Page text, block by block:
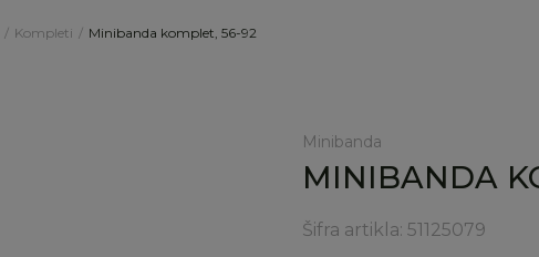
Kompleti Minibanda komplet, 56-92
Minibanda
MINIBANDA
Šifra artikla: 51125079